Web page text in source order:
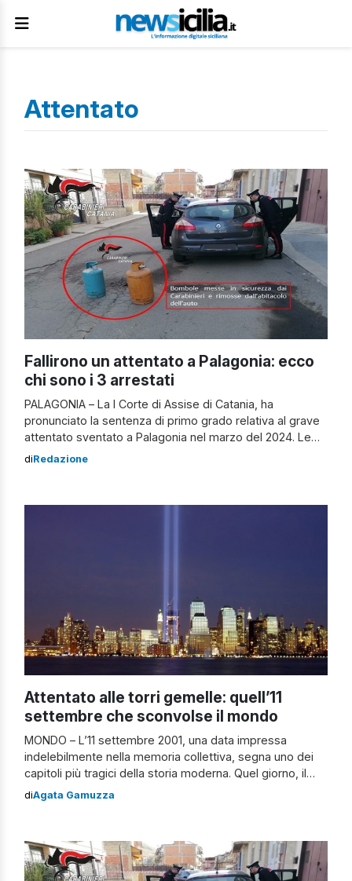
Attentato
Fallirono un attentato a Palagonia: ecco
chi sono i 3 arrestati
PALAGONIA – La I Corte di Assise di Catania, ha
pronunciato la sentenza di primo grado relativa al grave
attentato sventato a Palagonia nel marzo del 2024. Le
indagini hanno permesso di far luce sulla dinamica del
diRedazione
Attentato alle torri gemelle: quell’11
settembre che sconvolse il mondo
MONDO – L’11 settembre 2001, una data impressa
indelebilmente nella memoria collettiva, segna uno dei
capitoli più tragici della storia moderna. Quel giorno, il
mondo intero assistette, in tempo reale, a una serie di
cambiando per sempre […]
diAgata Gamuzza